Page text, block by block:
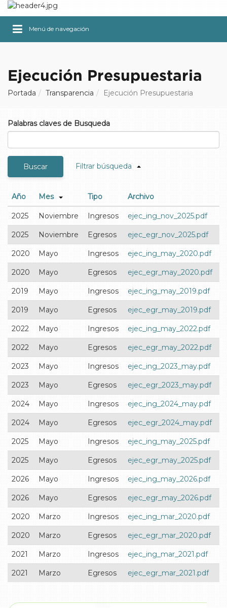
Menú de navegación
Ejecución Presupuestaria
Portada Transparencia Ejecución Presupuestaria
Palabras claves de Busqueda
Buscar Filtrar búsqueda
Año Mes Tipo Archivo
2025 Noviembre Ingresos ejec_ing_nov_2025.pdf
2025 Noviembre Egresos ejec_egr_nov_2025.pdf
2020 Mayo Ingresos ejec_ing_may_2020.pdf
2020 Mayo Egresos ejec_egr_may_2020.pdf
2019 Mayo Ingresos ejec_ing_may_2019.pdf
2019 Mayo Egresos ejec_egr_may_2019.pdf
2022 Mayo Ingresos ejec_ing_may_2022.pdf
2022 Mayo Egresos ejec_egr_may_2022.pdf
2023 Mayo Ingresos ejec_ing_2023_may.pdf
2023 Mayo Egresos ejec_egr_2023_may.pdf
2024 Mayo Ingresos ejec_ing_2024_may.pdf
2024 Mayo Egresos ejec_egr_2024_may.pdf
2025 Mayo Ingresos ejec_ing_may_2025.pdf
2025 Mayo Egresos ejec_egr_may_2025.pdf
2026 Mayo Ingresos ejec_ing_may_2026.pdf
2026 Mayo Egresos ejec_egr_may_2026.pdf
2020 Marzo Ingresos ejec_ing_mar_2020.pdf
2020 Marzo Egresos ejec_egr_mar_2020.pdf
2021 Marzo Ingresos ejec_ing_mar_2021.pdf
2021 Marzo Egresos ejec_egr_mar_2021.pdf